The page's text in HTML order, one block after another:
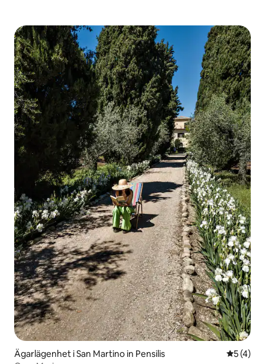
Ägarlägenhet i San Martino in Pensilis 5 av 5 i
5 (4)